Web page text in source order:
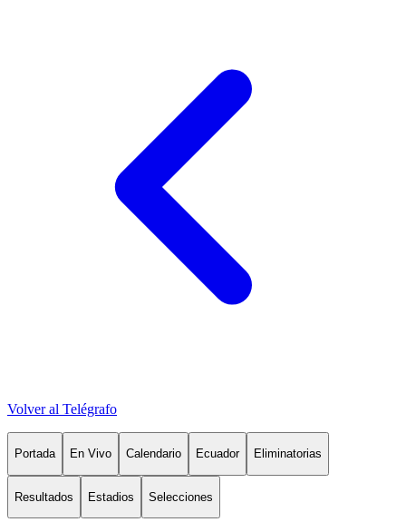
Volver al Telégrafo
Portada En Vivo Calendario Ecuador Eliminatorias
Resultados Estadios Selecciones